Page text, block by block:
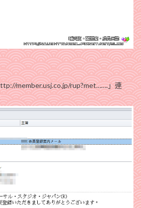
member.usj.co.jp/rup?met…….」連